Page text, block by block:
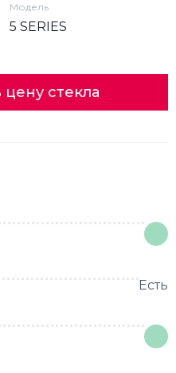
Модель
5 SERIES
стекла
Есть